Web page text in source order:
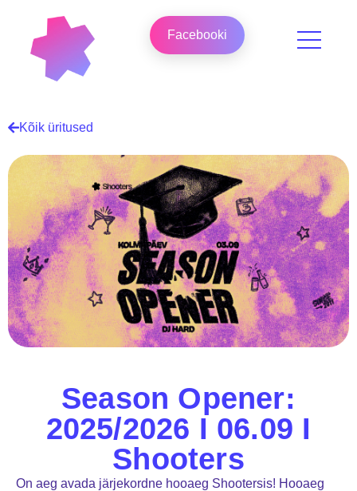
Facebooki
Kõik üritused
Season Opener:
2025/2026 I 06.09 I
Shooters
On aeg avada järjekordne hooaeg Shootersis! Hooaeg